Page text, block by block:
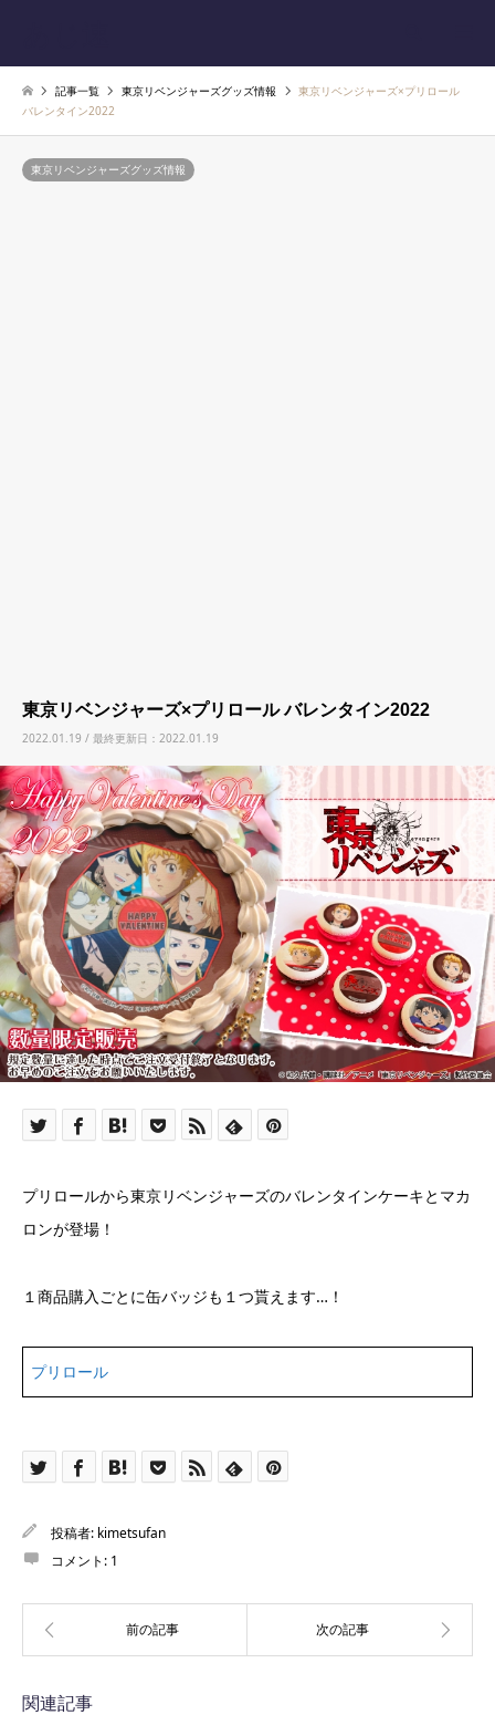
記事一覧 東京リベンジャーズグッズ情報
東京リベンジャーズ×プリロール
バレンタイン2022
東京リベンジャーズグッズ情報
東京リベンジャーズ×プリロール バレンタイン2022
2022.01.19 / 最終更新日：2022.01.19
プリロールから東京リベンジャーズのバレンタインケーキとマカ
ロンが登場！
１商品購入ごとに缶バッジも１つ貰えます…！
プリロール
投稿者: kimetsufan
コメント: 1
関連記事